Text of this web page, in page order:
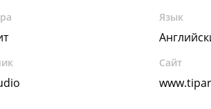
Язык
Сайт